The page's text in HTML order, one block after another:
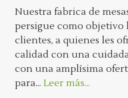
Nuestra fabrica de
persigue como objetivo
clientes, a quienes les
calidad con una
con una amplísima
para... Leer más...